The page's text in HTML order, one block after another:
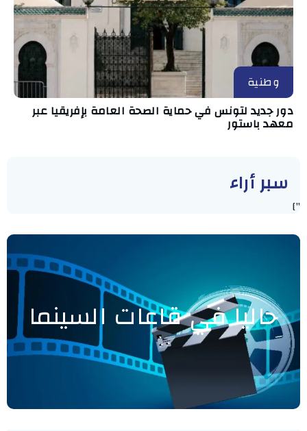
وطنية
دور جديد لتونس في حماية الصحة العامة بإفريقيا عبر
معهد باستور
سبر أراء
"]
حاليا في قاعات السينما